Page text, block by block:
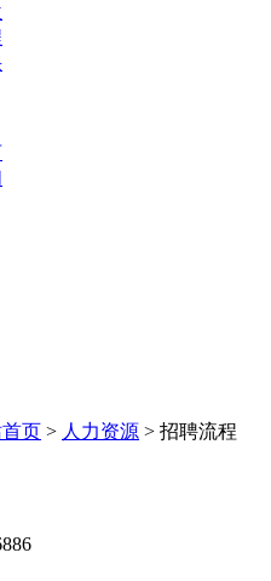
页 > 人力资源 > 招聘流程